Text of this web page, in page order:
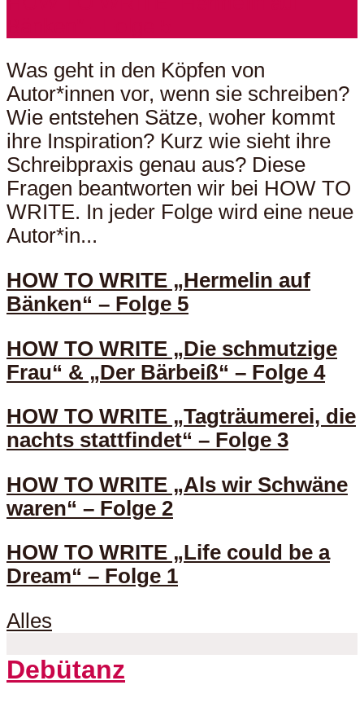
Was geht in den Köpfen von
Autor*innen vor, wenn sie schreiben?
Wie entstehen Sätze, woher kommt
ihre Inspiration? Kurz wie sieht ihre
Schreibpraxis genau aus? Diese
Fragen beantworten wir bei HOW TO
WRITE. In jeder Folge wird eine neue
Autor*in...
HOW TO WRITE „Hermelin auf
Bänken“ – Folge 5
HOW TO WRITE „Die schmutzige
Frau“ & „Der Bärbeiß“ – Folge 4
HOW TO WRITE „Tagträumerei, die
nachts stattfindet“ – Folge 3
HOW TO WRITE „Als wir Schwäne
waren“ – Folge 2
HOW TO WRITE „Life could be a
Dream“ – Folge 1
Alles
Debütanz